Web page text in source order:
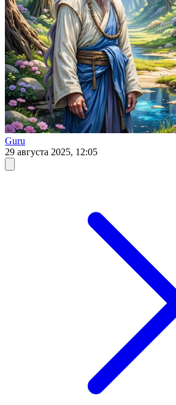
Guru
29 августа 2025, 12:05